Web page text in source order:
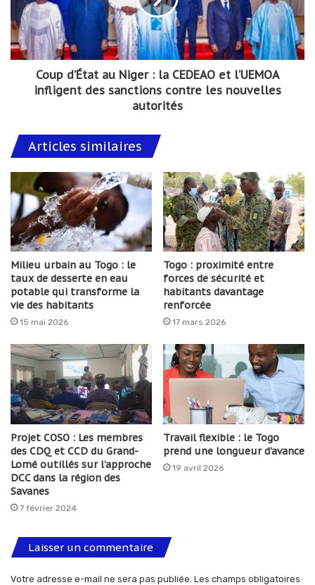
Coup d’État au Niger : la CEDEAO et l’UEMOA
infligent des sanctions contre les nouvelles
autorités
Articles similaires
Milieu urbain au Togo : le
taux de desserte en eau
potable qui transforme la
vie des habitants
15 mai 2026
Togo : proximité entre
forces de sécurité et
habitants davantage
renforcée
17 mars 2026
Projet COSO : Les membres
des CDQ et CCD du Grand-
Lomé outillés sur l’approche
DCC dans la région des
Savanes
7 février 2024
Travail flexible : le Togo
prend une longueur d’avance
19 avril 2026
Laisser un commentaire
Votre adresse e-mail ne sera pas publiée. Les champs obligatoires